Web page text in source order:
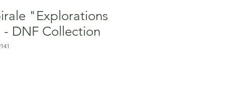
"Explorations
DNF Collection